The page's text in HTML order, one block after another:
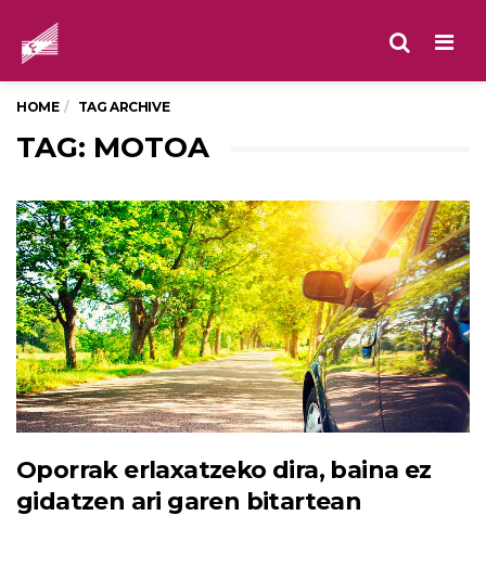
HOME TAG ARCHIVE
TAG: MOTOA
Oporrak erlaxatzeko dira, baina ez
gidatzen ari garen bitartean